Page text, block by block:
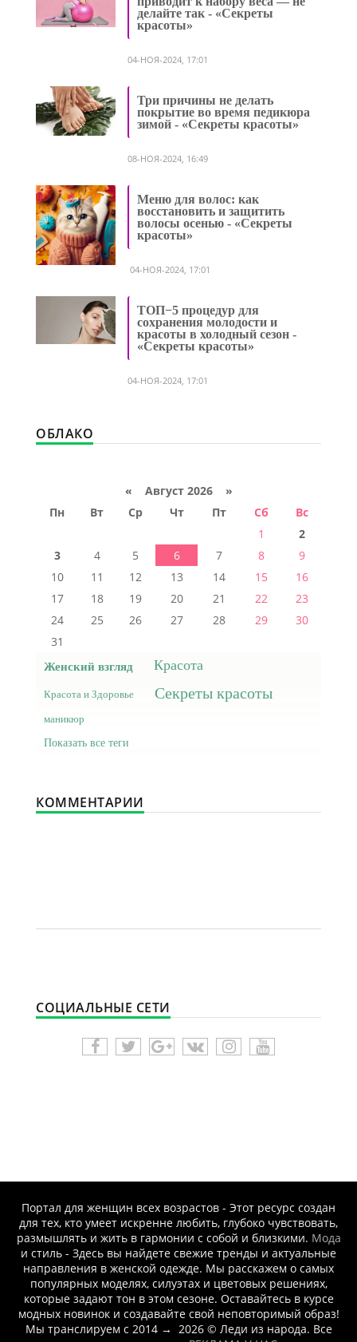
делайте так - «Секреты
красоты»
04-НОЯ-2024, 17:01
Три причины не делать
покрытие во время педикюра
зимой - «Секреты красоты»
08-НОЯ-2024, 16:49
Меню для волос: как
восстановить и защитить
волосы осенью - «Секреты
красоты»
04-НОЯ-2024, 17:01
ТОП−5 процедур для
сохранения молодости и
красоты в холодный сезон -
«Секреты красоты»
04-НОЯ-2024, 17:01
ОБЛАКО
« Август 2026 »
Пн
Вт Ср Чт Пт Сб
Вс
1
2
3
4 5 6 7 8
9
10
11 12 13 14 15
16
17
18 19 20 21 22
23
24
25 26 27 28 29
30
31
Женский взгляд Красота
Красота и Здоровье Секреты красоты
маникюр
Показать все теги
КОММЕНТАРИИ
СОЦИАЛЬНЫЕ СЕТИ
Портал для женщин всех возрастов - Этот ресурс создан
для тех, кто умеет искренне любить, глубоко чувствовать,
размышлять и жить в гармонии с собой и близкими. Мода
и стиль - Здесь вы найдете свежие тренды и актуальные
направления в женской одежде. Мы расскажем о самых
популярных моделях, силуэтах и цветовых решениях,
которые задают тон в этом сезоне. Оставайтесь в курсе
модных новинок и создавайте свой неповторимый образ!
Мы транслируем с 2014→ 2026© Леди из народа. Все